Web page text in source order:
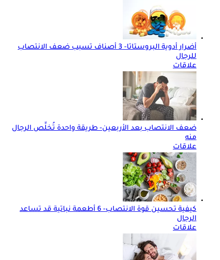
أضرار أدوية البروستاتا- 3 أصناف تسبب ضعف الانتصاب
للرجال
علاقات
ضعف الانتصاب بعد الأربعين- طريقة واحدة تُخلِّص الرجال
منه
علاقات
كيفية تحسين قوة الانتصاب- 6 أطعمة نباتية قد تساعد
الرجال
علاقات